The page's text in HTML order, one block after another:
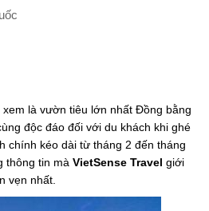
là vườn tiêu lớn nhất Đồng bằng
độc đáo đối với du khách khi ghé
chính kéo dài từ tháng 2 đến tháng
thông tin mà VietSense Travel giới
vẹn nhất.